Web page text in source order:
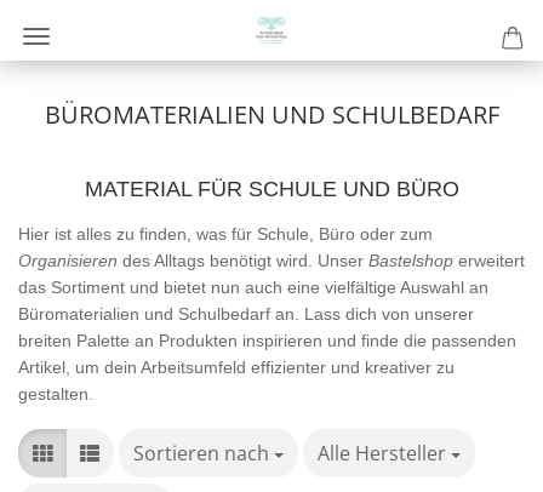
BÜROMATERIALIEN UND SCHULBEDARF
MATERIAL FÜR SCHULE UND BÜRO
Hier ist alles zu finden, was für Schule, Büro oder zum
Organisieren des Alltags benötigt wird. Unser Bastelshop erweitert
das Sortiment und bietet nun auch eine vielfältige Auswahl an
Büromaterialien und Schulbedarf an. Lass dich von unserer
breiten Palette an Produkten inspirieren und finde die passenden
Artikel, um dein Arbeitsumfeld effizienter und kreativer zu
gestalten.
Sortieren nach
Sortieren nach Alle Hersteller
pro Seite